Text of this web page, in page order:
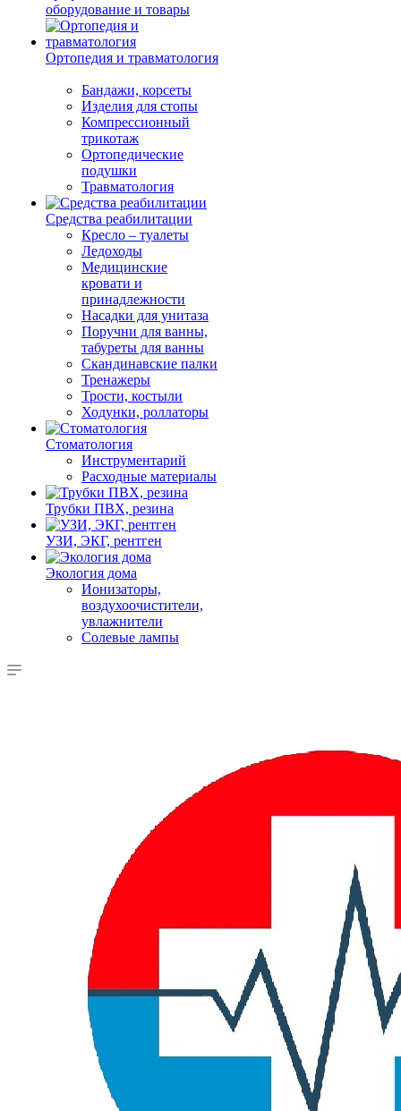
оборудование и товары
Ортопедия и травматология
Бандажи, корсеты
Изделия для стопы
Компрессионный
трикотаж
Ортопедические
подушки
Травматология
Средства реабилитации
Кресло – туалеты
Ледоходы
Медицинские
кровати и
принадлежности
Насадки для унитаза
Поручни для ванны,
табуреты для ванны
Скандинавские палки
Тренажеры
Трости, костыли
Ходунки, роллаторы
Стоматология
Инструментарий
Расходные материалы
Трубки ПВХ, резина
УЗИ, ЭКГ, рентген
Экология дома
Ионизаторы,
воздухоочистители,
увлажнители
Солевые лампы